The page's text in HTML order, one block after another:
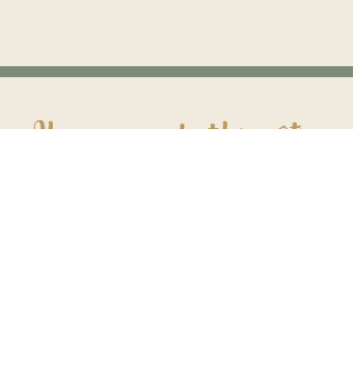
Il y en a pour tout les goûts...